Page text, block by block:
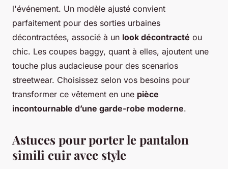
l'événement. Un modèle ajusté convient
parfaitement pour des sorties urbaines
décontractées, associé à un look décontracté ou
chic. Les coupes baggy, quant à elles, ajoutent une
touche plus audacieuse pour des scenarios
streetwear. Choisissez selon vos besoins pour
transformer ce vêtement en une pièce
incontournable d’une garde-robe moderne.
Astuces pour porter le pantalon
simili cuir avec style